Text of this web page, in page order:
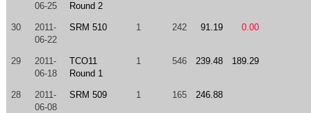
06-25
Round 2
30
2011-
06-22
SRM 510 1 242 91.19 0.00
29
2011-
06-18
TCO11
Round 1
1 546 239.48 189.29
28
2011-
06-08
SRM 509 1 165 246.88